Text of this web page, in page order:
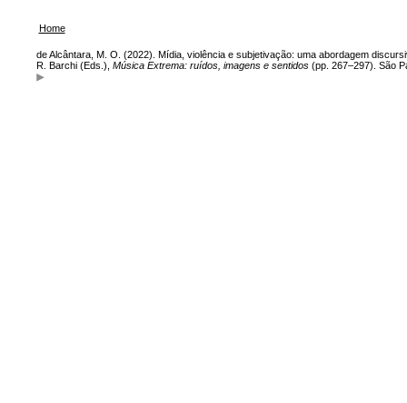
Home
de Alcântara, M. O. (2022). Mídia, violência e subjetivação: uma abordagem
R. Barchi (Eds.), Música Extrema: ruídos, imagens e sentidos(pp. 267–297). São